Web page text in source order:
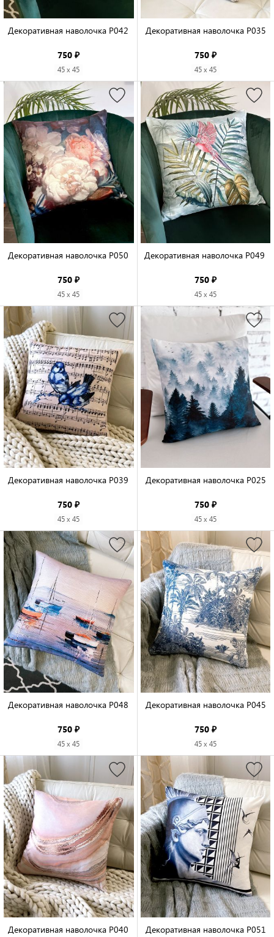
Декоративная наволочка P042
750 ₽
45 x 45
Декоративная наволочка P035
750 ₽
45 x 45
Декоративная наволочка P050
750 ₽
45 x 45
Декоративная наволочка P049
750 ₽
45 x 45
Декоративная наволочка P039
750 ₽
45 x 45
Декоративная наволочка P025
750 ₽
45 x 45
Декоративная наволочка P048
750 ₽
45 x 45
Декоративная наволочка P045
750 ₽
45 x 45
Декоративная наволочка P040 Декоративная наволочка P051